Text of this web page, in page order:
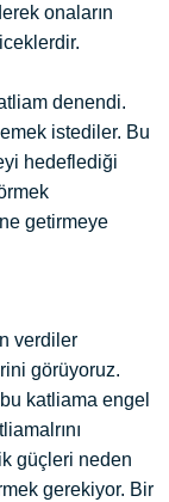
onaların
denendi.
istediler. Bu
hedeflediği
getirmeye
verdiler
görüyoruz.
katliama engel
güçleri neden
gerekiyor. Bir